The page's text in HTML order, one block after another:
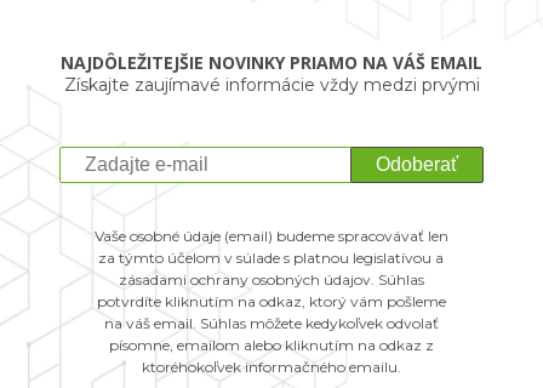
NAJDÔLEŽITEJŠIE NOVINKY PRIAMO NA VÁŠ EMAIL
Získajte zaujímavé informácie vždy medzi prvými
Odoberať
Vaše osobné údaje (email) budeme spracovávať len
za týmto účelom v súlade s platnou legislatívou a
zásadami ochrany osobných údajov. Súhlas
potvrdíte kliknutím na odkaz, ktorý vám pošleme
na váš email. Súhlas môžete kedykoľvek odvolať
písomne, emailom alebo kliknutím na odkaz z
ktoréhokoľvek informačného emailu.